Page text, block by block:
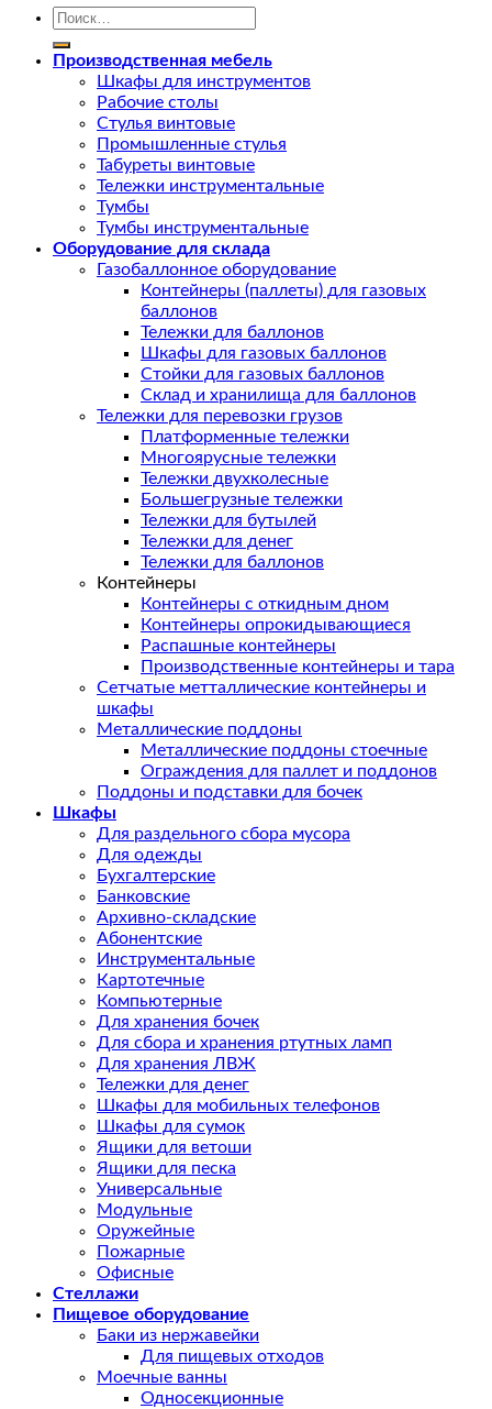
Искать:
Производственная мебель
Шкафы для инструментов
Рабочие столы
Стулья винтовые
Промышленные стулья
Табуреты винтовые
Тележки инструментальные
Тумбы
Тумбы инструментальные
Оборудование для склада
Газобаллонное оборудование
Контейнеры (паллеты) для газовых
баллонов
Тележки для баллонов
Шкафы для газовых баллонов
Стойки для газовых баллонов
Склад и хранилища для баллонов
Тележки для перевозки грузов
Платформенные тележки
Многоярусные тележки
Тележки двухколесные
Большегрузные тележки
Тележки для бутылей
Тележки для денег
Тележки для баллонов
Контейнеры
Контейнеры с откидным дном
Контейнеры опрокидывающиеся
Распашные контейнеры
Производственные контейнеры и тара
Сетчатые метталлические контейнеры и
шкафы
Металлические поддоны
Металлические поддоны стоечные
Ограждения для паллет и поддонов
Поддоны и подставки для бочек
Шкафы
Для раздельного сбора мусора
Для одежды
Бухгалтерские
Банковские
Архивно-складские
Абонентские
Инструментальные
Картотечные
Компьютерные
Для хранения бочек
Для сбора и хранения ртутных ламп
Для хранения ЛВЖ
Тележки для денег
Шкафы для мобильных телефонов
Шкафы для сумок
Ящики для ветоши
Ящики для песка
Универсальные
Модульные
Оружейные
Пожарные
Офисные
Стеллажи
Пищевое оборудование
Баки из нержавейки
Для пищевых отходов
Моечные ванны
Односекционные